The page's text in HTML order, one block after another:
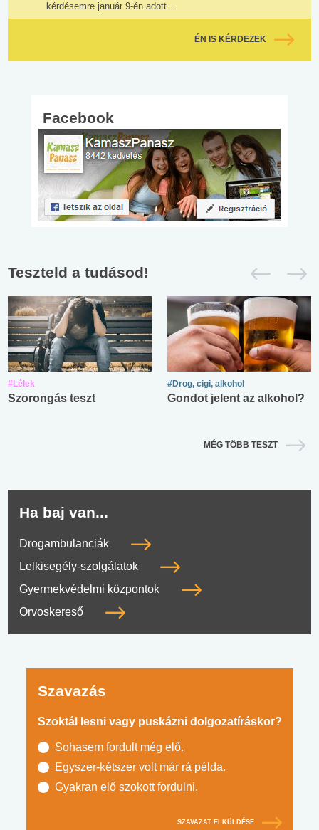
kérdésemre január 9-én adott...
ÉN IS KÉRDEZEK
Facebook
Teszteld a tudásod!
#Lélek
Szorongás teszt
#Drog, cigi, alkohol
Gondot jelent az alkohol?
MÉG TÖBB TESZT
Ha baj van...
Drogambulanciák
Lelkisegély-szolgálatok
Gyermekvédelmi központok
Orvoskereső
Szavazás
Szoktál lesni vagy puskázni dolgozatíráskor?
Sohasem fordult még elő.
Egyszer-kétszer volt már rá példa.
Gyakran elő szokott fordulni.
SZAVAZAT ELKÜLDÉSE